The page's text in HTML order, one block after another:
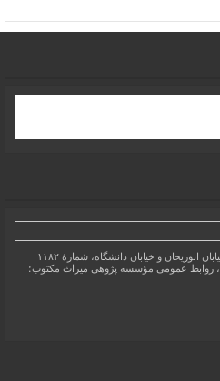
تهران، خیابان انقلاب اسلامی، بین خیابان ابوریحان و خیابان دانشگاه، شمارۀ ۱۱۸۲
(ساختمان فروردین)، طبقۀ دوم، واحد ۸ ، روابط عمومی مؤسسه پژوهی میراث مکتوب؛